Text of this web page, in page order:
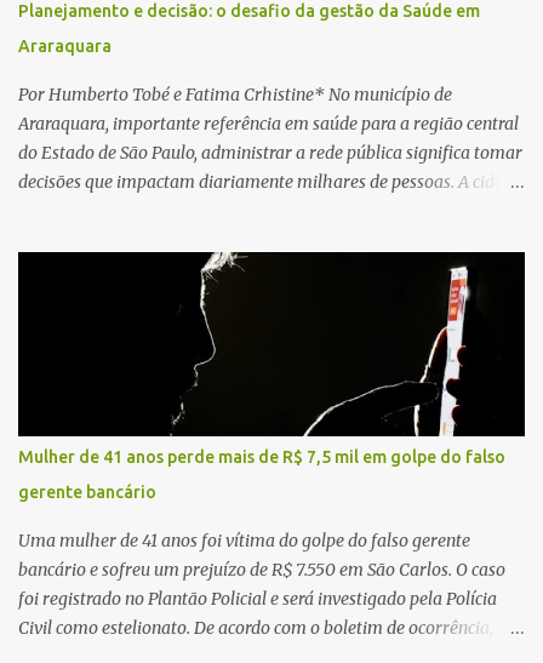
Planejamento e decisão: o desafio da gestão da Saúde em
Araraquara
Por Humberto Tobé e Fatima Crhistine* No município de
Araraquara, importante referência em saúde para a região central
do Estado de São Paulo, administrar a rede pública significa tomar
decisões que impactam diariamente milhares de pessoas. A cidade
município, mas também de diversas cidades do entorno,
ampliando significativamente a responsabilidade da gestão sobre
o Sistema Único de Saúde (SUS). Nos últimos anos, o Governo
Federal tem ampliado investimentos destinados ao fortalecimento
da atenção básica, da infraestrutura hospitalar e da
regionalização dos serviços de saúde. Entretanto, em um cenário
de demandas crescentes e recursos necessariamente limitados, a
principal missão da gestão pública não é apenas investir mais,
mas decidir melhor onde investir para produzir o maior benefício
possível à população. Essa reflexão encontra respaldo tanto na
teoria da admini...
Mulher de 41 anos perde mais de R$ 7,5 mil em golpe do falso
gerente bancário
Uma mulher de 41 anos foi vítima do golpe do falso gerente
bancário e sofreu um prejuízo de R$ 7.550 em São Carlos. O caso
foi registrado no Plantão Policial e será investigado pela Polícia
Civil como estelionato. De acordo com o boletim de ocorrência, a